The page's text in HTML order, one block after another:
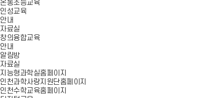
온통초등교육
인성교육
안내
자료실
창의융합교육
안내
알림방
자료실
지능형과학실홈페이지
인천과학사랑지원단홈페이지
인천수학교육홈페이지